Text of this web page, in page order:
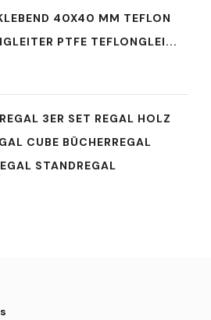
40X40 MM TEFLON
PTFE TEFLONGLEI...
3ER SET REGAL HOLZ
CUBE BÜCHERREGAL
STANDREGAL